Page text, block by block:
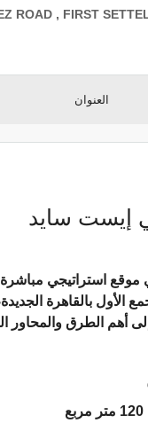
ROAD , FIRST
العنوان
إيست سايد
استراتيجي مباشرة
بالقاهرة الجديدة،
الطرق والمحاور